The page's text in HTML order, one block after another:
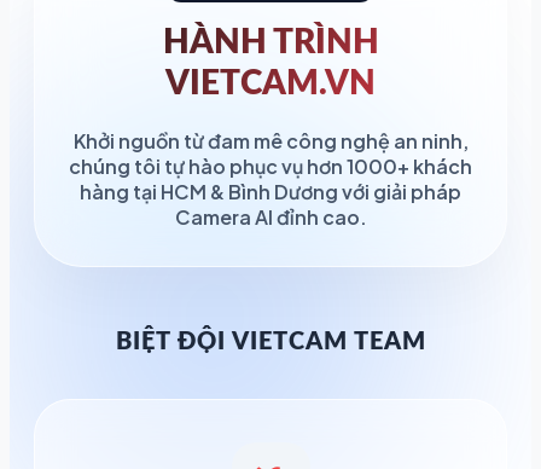
HÀNH TRÌNH
VIETCAM.VN
Khởi nguồn từ đam mê công nghệ an ninh,
chúng tôi tự hào phục vụ hơn 1000+ khách
hàng tại HCM & Bình Dương với giải pháp
Camera AI đỉnh cao.
BIỆT ĐỘI VIETCAM TEAM